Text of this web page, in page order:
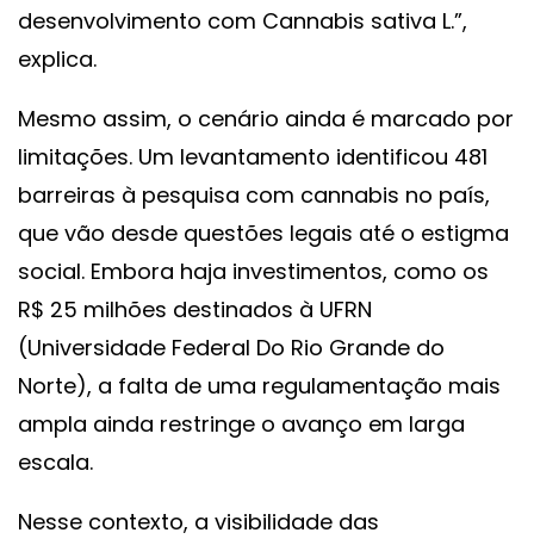
desenvolvimento com Cannabis sativa L.”,
explica.
Mesmo assim, o cenário ainda é marcado por
limitações. Um levantamento identificou 481
barreiras à pesquisa com cannabis no país,
que vão desde questões legais até o estigma
social. Embora haja investimentos, como os
R$ 25 milhões destinados à UFRN
(Universidade Federal Do Rio Grande do
Norte), a falta de uma regulamentação mais
ampla ainda restringe o avanço em larga
escala.
Nesse contexto, a visibilidade das